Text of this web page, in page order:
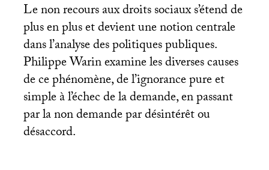
Le non recours aux droits sociaux s’étend de
plus en plus et devient une notion centrale
dans l’analyse des politiques publiques.
Philippe Warin examine les diverses causes
de ce phénomène, de l’ignorance pure et
simple à l’échec de la demande, en passant
par la non demande par désintérêt ou
désaccord.